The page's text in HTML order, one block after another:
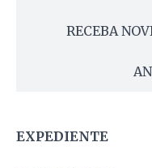
RECEBA
EXPEDIENTE